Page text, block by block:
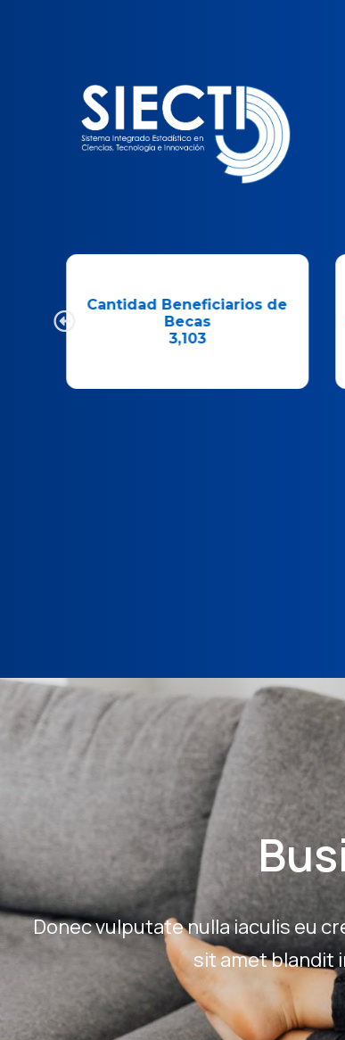
Cantidad Beneficiarios de
Becas
3,103
Donec vulputate nulla iaculis eu
sit amet blandit